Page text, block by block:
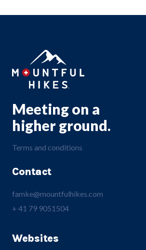
Meeting on a
higher ground.
Terms and conditions
Contact
famke@mountfulhikes.com
+ 41 79 9051504
Websites